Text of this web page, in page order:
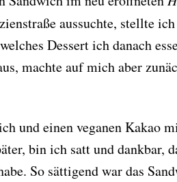
aussuchte, stellte
Dessert ich danach
machte auf mich aber
und einen veganen Kakao
bin ich satt und dankbar,
So sättigend war das